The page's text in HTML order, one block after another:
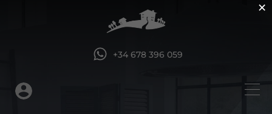
+34 678 396 059
×